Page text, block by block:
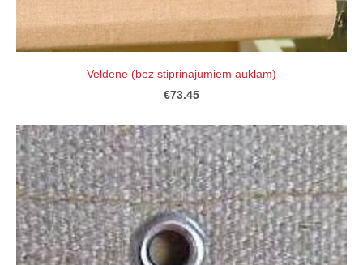
Veldene (bez stiprinājumiem auklām)
€73.45